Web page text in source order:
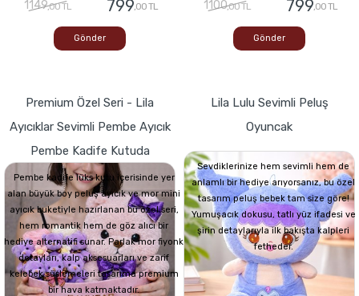
1149,00 TL 799,00 TL
Gönder
1100,00 TL 799,00 TL
Gönder
Premium Özel Seri - Lila
Ayıcıklar Sevimli Pembe Ayıcık
Pembe Kadife Kutuda
Pembe kadife lüks kutu içerisinde yer
alan büyük boy peluş ayıcık ve mor mini
ayıcık buketiyle hazırlanan bu özel seri,
hem romantik hem de göz alıcı bir
hediye alternatifi sunar. Parlak mor fiyonk
detayları, kalp aksesuarları ve zarif
kelebek süslemeleri tasarıma premium
bir hava katmaktadır.
Lila Lulu Sevimli Peluş
Oyuncak
Sevdiklerinize hem sevimli hem de
anlamlı bir hediye arıyorsanız, bu özel
tasarım peluş bebek tam size göre!
Yumuşacık dokusu, tatlı yüz ifadesi ve
şirin detaylarıyla ilk bakışta kalpleri
fetheder.